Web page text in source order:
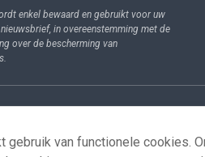
enkel bewaard en gebruikt voor uw
in overeenstemming met de
over de bescherming van
gebruik van functionele cookies.